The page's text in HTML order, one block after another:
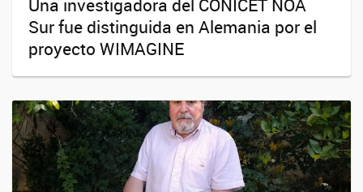
Una investigadora del CONICET NOA
Sur fue distinguida en Alemania por el
proyecto WIMAGINE